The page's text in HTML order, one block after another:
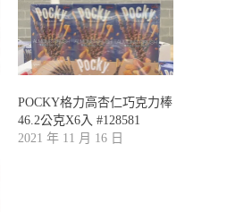
POCKY格力高杏仁巧克力棒
46.2公克X6入 #128581
2021 年 11 月 16 日